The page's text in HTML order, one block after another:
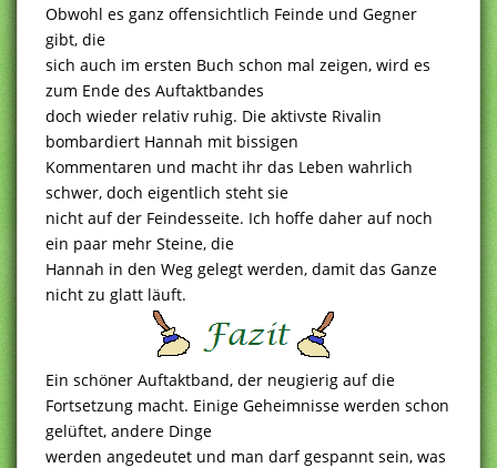
Obwohl es ganz offensichtlich Feinde und Gegner
gibt, die
sich auch im ersten Buch schon mal zeigen, wird es
zum Ende des Auftaktbandes
doch wieder relativ ruhig. Die aktivste Rivalin
bombardiert Hannah mit bissigen
Kommentaren und macht ihr das Leben wahrlich
schwer, doch eigentlich steht sie
nicht auf der Feindesseite. Ich hoffe daher auf noch
ein paar mehr Steine, die
Hannah in den Weg gelegt werden, damit das Ganze
nicht zu glatt läuft.
Ein schöner Auftaktband, der neugierig auf die
Fortsetzung macht. Einige Geheimnisse werden schon
gelüftet, andere Dinge
werden angedeutet und man darf gespannt sein, was